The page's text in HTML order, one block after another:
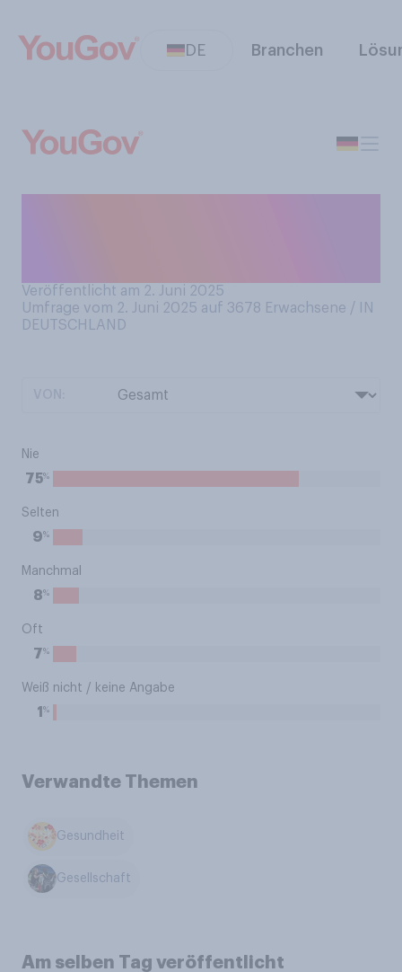
DE Branchen
Veröffentlicht am 2. Juni 2025
Umfrage vom 2. Juni 2025 auf 3678 Erwachsene / IN
DEUTSCHLAND
Nie
75%
Selten
9%
Manchmal
8%
Oft
7%
Weiß nicht / keine Angabe
1 %
Verwandte Themen
Gesundheit
Gesellschaft
Am selben Tag veröffentlicht